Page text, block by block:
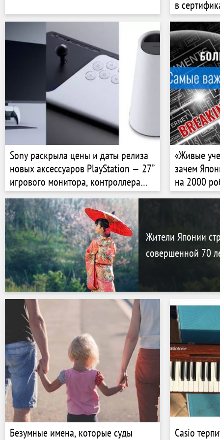
в
Sony раскрыла цены и даты релиза
новых аксессуаров PlayStation — 27”
игрового монитора, контроллера
для файтингов и беспроводных
колонок
«Живые
зачем
на 2000
Жители Японии
совершенной 70
Безумные имена, которые суды
Casio